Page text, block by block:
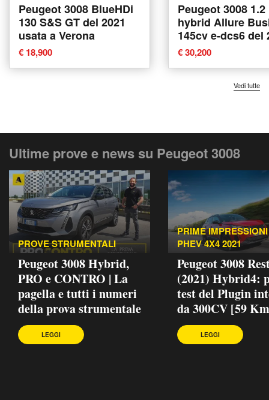
Peugeot 3008 BlueHDi
130 S&S GT del 2021
usata a Verona
€ 18,900
Peugeot 3008 1.2
hybrid Allure
145cv e-dcs6 del
usata a Modugno
€ 30,200
Vedi tutte
Ultime prove e news su Peugeot 3008
PROVE STRUMENTALI
Peugeot 3008 Hybrid,
PRO e CONTRO | La
pagella e tutti i numeri
della prova strumentale
LEGGI
PRIME
PHEV 4X4 2021
Peugeot 3008
(2021) Hybrid4:
test del Plugin
da 300CV [59
LEGGI